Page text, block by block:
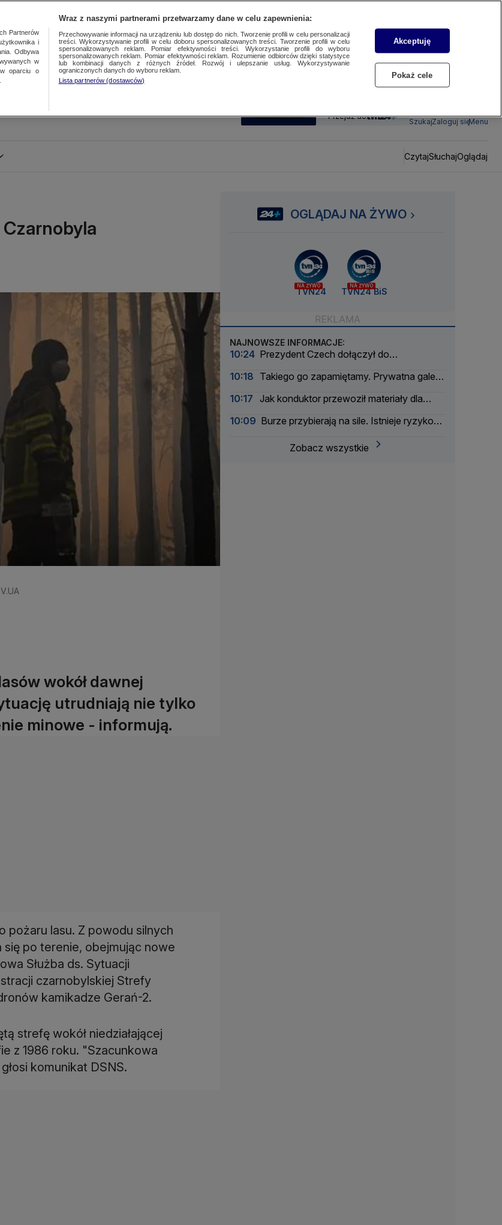
SUBSKRYBUJ Przejdź do
SzukajZaloguj sięMenu
CzytajSłuchajOglądaj
Czarnobyla
wokół dawnej
utrudniają nie tylko
minowe - informują.
pożaru lasu. Z powodu silnych
po terenie, obejmując nowe
Służba ds. Sytuacji
czarnobylskiej Strefy
kamikadze Gerań-2.
strefę wokół niedziałającej
z 1986 roku. "Szacunkowa
komunikat DSNS.
OGLĄDAJ NA ŻYWO
NA ŻYWO
TVN24
NA ŻYWO
TVN24 BiS
NAJNOWSZE INFORMACJE:
10:24 Prezydent Czech dołączył do
10:18 Takiego go zapamiętamy. Prywatna galeria
10:17 Jak konduktor przewoził materiały dla
TVN24
10:09 Burze przybierają na sile. Istnieje ryzyko
Zobacz wszystkie
Partnerów
i
Odbywa
w
oparciu o
Wraz z naszymi partnerami przetwarzamy dane w celu zapewnienia:
Przechowywanie informacji na urządzeniu lub dostęp do nich. Tworzenie profili w celu personalizacji
treści. Wykorzystywanie profili w celu doboru spersonalizowanych treści. Tworzenie profili w celu
spersonalizowanych reklam. Pomiar efektywności treści. Wykorzystanie profili do wyboru
spersonalizowanych reklam. Pomiar efektywności reklam. Rozumienie odbiorców dzięki statystyce
lub kombinacji danych z różnych źródeł. Rozwój i ulepszanie usług. Wykorzystywanie
ograniczonych danych do wyboru reklam.
Lista partnerów (dostawców)
Akceptuję
Pokaż cele